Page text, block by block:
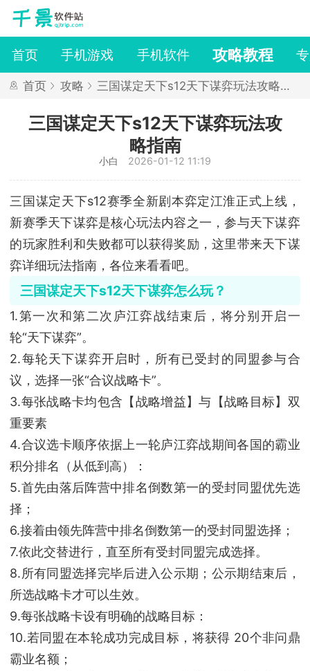
首页 手机游戏 手机软件 攻略教程
首页 攻略
三国谋定天下s12天下谋弈玩法攻略指
南
三国谋定天下s12天下谋弈玩法攻
略指南
小白 2026-01-12 11:19
三国谋定天下s12赛季全新剧本弈定江淮正式上线，
新赛季天下谋弈是核心玩法内容之一，参与天下谋弈
的玩家胜利和失败都可以获得奖励，这里带来天下谋
弈详细玩法指南，各位来看看吧。
三国谋定天下s12天下谋弈怎么玩？
1.第一次和第二次庐江弈战结束后，将分别开启一
轮“天下谋弈”。
2.每轮天下谋弈开启时，所有已受封的同盟参与合
议，选择一张“合议战略卡”。
3.每张战略卡均包含【战略增益】与【战略目标】双
重要素
4.合议选卡顺序依据上一轮庐江弈战期间各国的霸业
积分排名（从低到高）：
5.首先由落后阵营中排名倒数第一的受封同盟优先选
择；
6.接着由领先阵营中排名倒数第一的受封同盟选择；
7.依此交替进行，直至所有受封同盟完成选择。
8.所有同盟选择完毕后进入公示期；公示期结束后，
所选战略卡才可以生效。
9.每张战略卡设有明确的战略目标：
10.若同盟在本轮成功完成目标，将获得 20个非问鼎
霸业名额；